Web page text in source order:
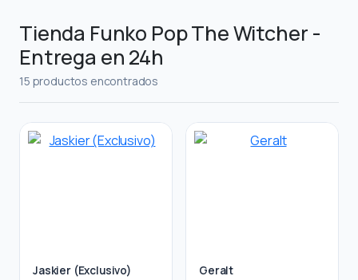
Tienda Funko Pop The Witcher -
Entrega en 24h
15 productos encontrados
Jaskier (Exclusivo) Geralt